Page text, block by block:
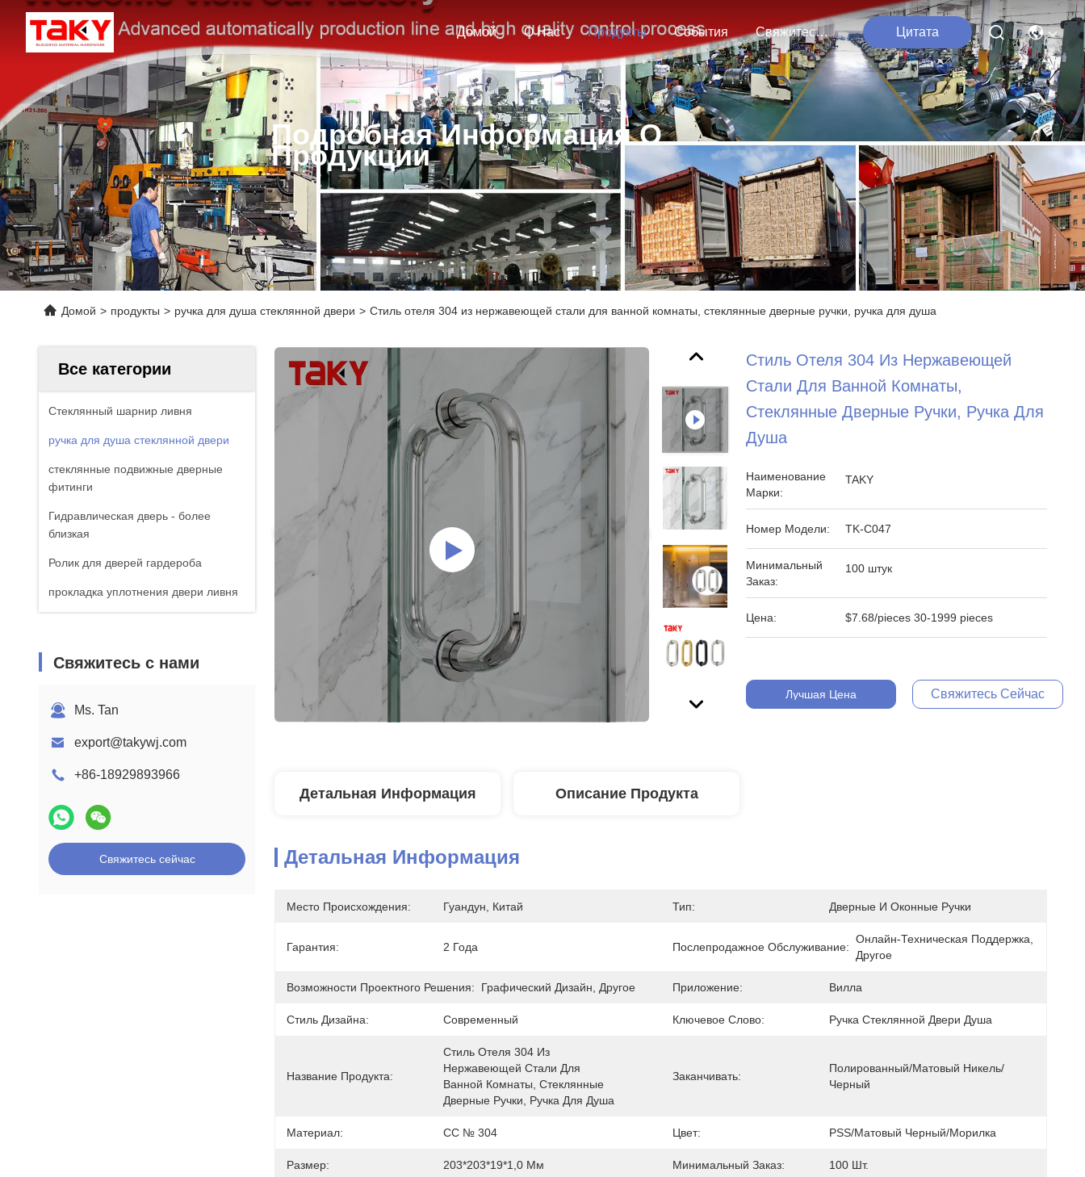
Домой О Нас Продукты События Свяжитесь С Нами Цитата
Подробная Информация О
Продукции
Домой > продукты > ручка для душа стеклянной двери > Стиль отеля 304 из нержавеющей стали для ванной комнаты, стеклянные дверные ручки, ручка для душа
Все категории
Стеклянный шарнир ливня
ручка для душа стеклянной двери
стеклянные подвижные дверные
фитинги
Гидравлическая дверь - более
близкая
Ролик для дверей гардероба
прокладка уплотнения двери ливня
Свяжитесь с нами
Ms. Tan
export@takywj.com
+86-18929893966
Свяжитесь сейчас
Стиль Отеля 304 Из Нержавеющей
Стали Для Ванной Комнаты,
Стеклянные Дверные Ручки, Ручка Для
Душа
Наименование
Марки:
TAKY
Номер Модели: TK-C047
Минимальный
Заказ:
100 штук
Цена: $7.68/pieces 30-1999 pieces
Лучшая Цена Свяжитесь Сейчас
Детальная Информация Описание Продукта
Детальная Информация
Место Происхождения: Гуандун, Китай Тип: Дверные И Оконные Ручки
Гарантия: 2 Года Послепродажное Обслуживание:
Онлайн-Техническая Поддержка,
Другое
Возможности Проектного Решения: Графический Дизайн, Другое Приложение: Вилла
Стиль Дизайна: Современный Ключевое Слово: Ручка Стеклянной Двери Душа
Название Продукта:
Стиль Отеля 304 Из
Нержавеющей Стали Для
Ванной Комнаты, Стеклянные
Дверные Ручки, Ручка Для Душа
Заканчивать:
Полированный/матовый Никель/
Черный
Материал: СС № 304 Цвет: PSS/матовый Черный/морилка
Размер: 203*203*19*1,0 Мм Минимальный Заказ: 100 Шт.